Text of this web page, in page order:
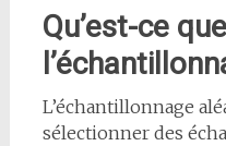
Qu’est-ce que
L’échantillonnage
sélectionner des